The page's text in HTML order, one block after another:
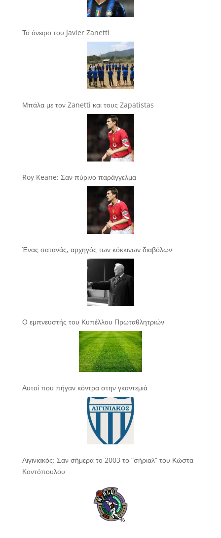
Το όνειρο του Javier Zanetti
Μπάλα με τον Zanetti και τους Zapatistas
Roy Keane: Σαν πύρινο παράγγελμα
Ένας σατανάς, αρχηγός των κόκκινων διαβόλων
Ο εμπνευστής του Κυπέλλου Πρωταθλητριών
Αυτοί που πήγαν κόντρα στην γκαντεμιά
Αιγινιακός: Σαν σήμερα το 2003 το “σήριαλ” του Κώστα
Κοντόπουλου